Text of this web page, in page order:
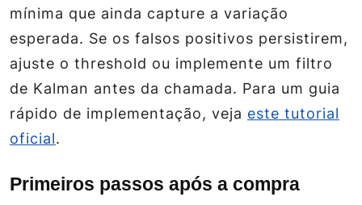
mínima que ainda capture a variação
esperada. Se os falsos positivos persistirem,
ajuste o threshold ou implemente um filtro
de Kalman antes da chamada. Para um guia
rápido de implementação, veja este tutorial
oficial.
Primeiros passos após a compra